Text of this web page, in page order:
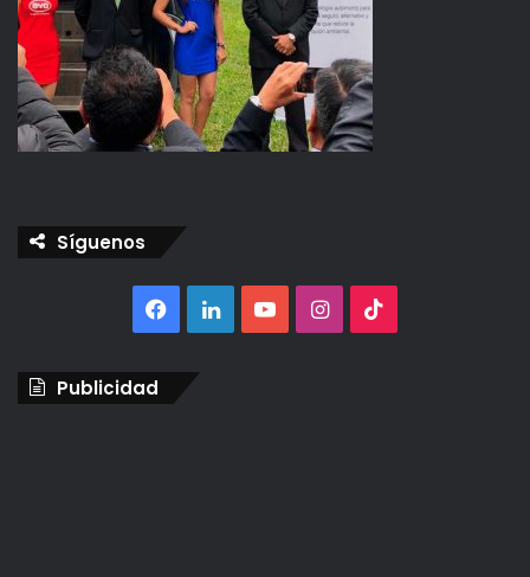
Síguenos
Facebook
LinkedInYouTubeInstagram
Publicidad